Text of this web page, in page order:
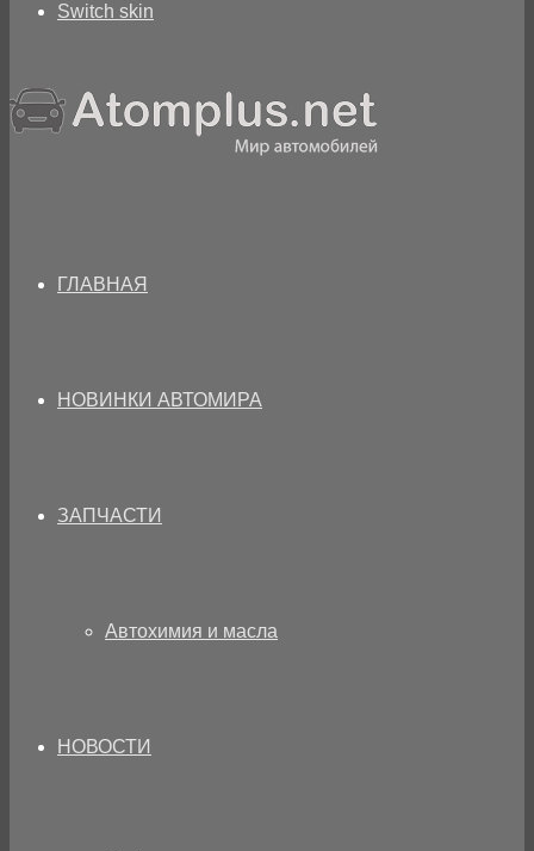
Switch skin
ГЛАВНАЯ
НОВИНКИ АВТОМИРА
ЗАПЧАСТИ
Автохимия и масла
НОВОСТИ